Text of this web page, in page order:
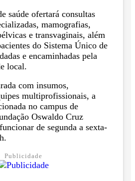
saúde ofertará consultas
mamografias,
e transvaginais, além
do Sistema Único de
e encaminhadas pela
local.
com insumos,
multiprofissionais, a
no campus de
Oswaldo Cruz
de segunda a sexta-
Publicidade